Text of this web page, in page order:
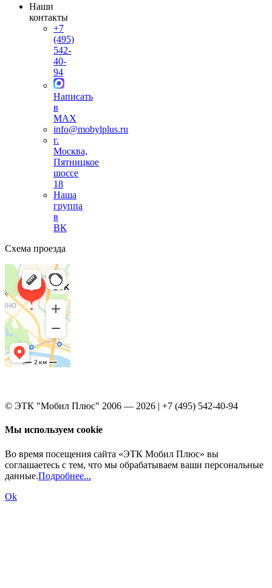
Наши
контакты
+7
(495)
542-
40-
94
Написать
в
MAX
info@mobylplus.ru
г.
Москва,
Пятницкое
шоссе
18
Наша
группа
в
ВК
Схема проезда
© ЭТК "Мобил Плюс" 2006 — 2026 | +7 (495) 542-40-94
Мы используем cookie
Во время посещения сайта «ЭТК Мобил Плюс» вы
соглашаетесь с тем, что мы обрабатываем ваши персональные
данные.Подробнее...
Ok